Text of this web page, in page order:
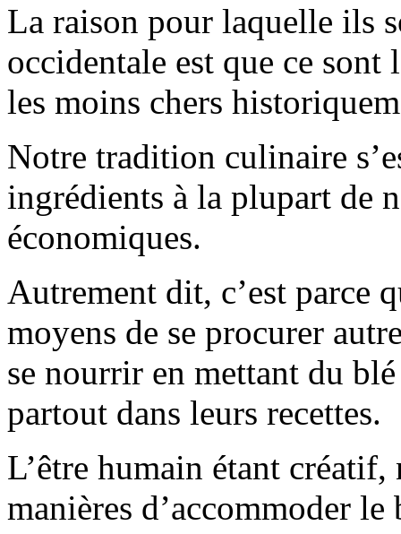
La raison pour laquelle ils
occidentale est que ce
les moins chers
Notre tradition culinaire
ingrédients à la plupart de
économiques.
Autrement dit, c’est parce
moyens de se procurer
se nourrir en mettant du
partout dans leurs recettes.
L’être humain étant
manières d’accommoder